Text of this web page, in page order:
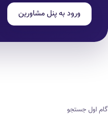
ورود به پنل مشاورین
گام اول جستجو